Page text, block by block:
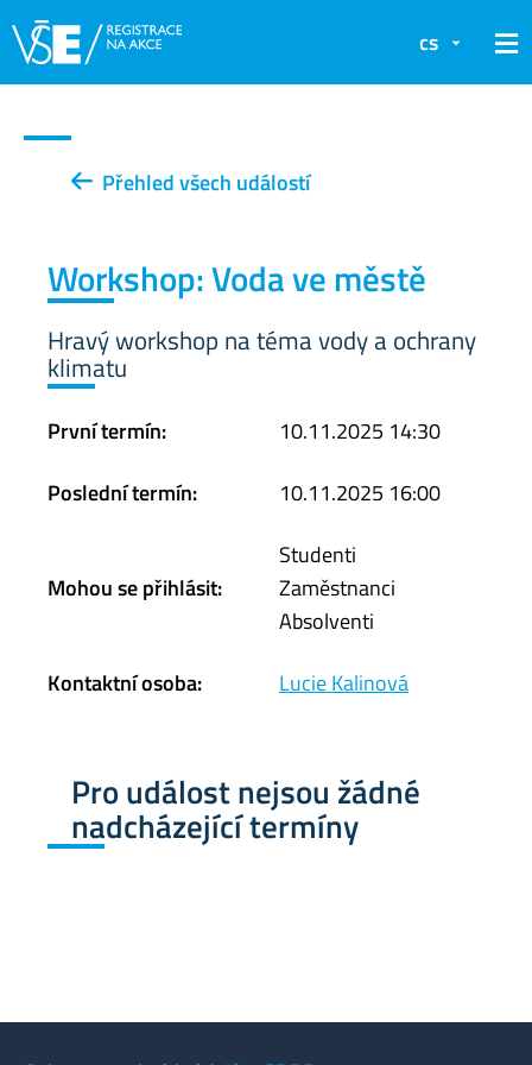
cs
Přehled všech událostí
Workshop: Voda ve městě
Hravý workshop na téma vody a ochrany
klimatu
První termín:
10.11.2025 14:30
Poslední termín:
10.11.2025 16:00
Mohou se přihlásit:
Studenti
Zaměstnanci
Absolventi
Kontaktní osoba:
Lucie Kalinová
Pro událost nejsou žádné
nadcházející termíny